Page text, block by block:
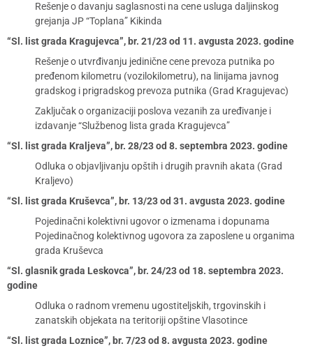
Rešenje o davanju saglasnosti na cene usluga daljinskog
grejanja JP “Toplana” Kikinda
“Sl. list grada Kragujevca”, br. 21/23 od 11. avgusta 2023. godine
Rešenje o utvrđivanju jedinične cene prevoza putnika po
pređenom kilometru (vozilokilometru), na linijama javnog
gradskog i prigradskog prevoza putnika (Grad Kragujevac)
Zaključak o organizaciji poslova vezanih za uređivanje i
izdavanje “Službenog lista grada Kragujevca”
“Sl. list grada Kraljeva”, br. 28/23 od 8. septembra 2023. godine
Odluka o objavljivanju opštih i drugih pravnih akata (Grad
Kraljevo)
“Sl. list grada Kruševca”, br. 13/23 od 31. avgusta 2023. godine
Pojedinačni kolektivni ugovor o izmenama i dopunama
Pojedinačnog kolektivnog ugovora za zaposlene u organima
grada Kruševca
“Sl. glasnik grada Leskovca”, br. 24/23 od 18. septembra 2023.
godine
Odluka o radnom vremenu ugostiteljskih, trgovinskih i
zanatskih objekata na teritoriji opštine Vlasotince
“Sl. list grada Loznice”, br. 7/23 od 8. avgusta 2023. godine